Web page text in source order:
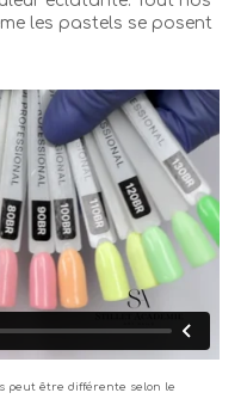
les pastels se posent
peut être différente selon le